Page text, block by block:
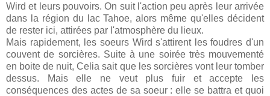
Wird et leurs pouvoirs. On suit l'action peu après leur arrivée
dans la région du lac Tahoe, alors même qu'elles décident
de rester ici, attirées par l'atmosphère du lieux.
Mais rapidement, les soeurs Wird s'attirent les foudres d'un
couvent de sorcières. Suite à une soirée très mouvementé
en boite de nuit, Celia sait que les sorcières vont leur tomber
dessus. Mais elle ne veut plus fuir et accepte les
conséquences des actes de sa soeur : elle se battra et quoi